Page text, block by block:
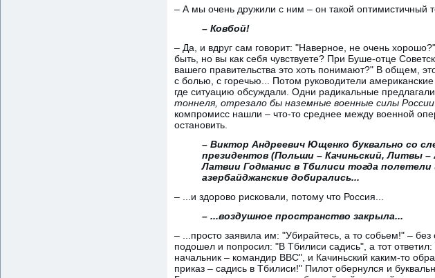
– А мы очень дружили с ним – он такой оптимистичный
– Ковбой!
– Да, и вдруг сам говорит: "Наверное, не очень
быть, но вы как себя чувствуете? При Буше-отце
вашего правительства это хоть понимают?" В общем,
с болью, с горечью... Потом руководители
где ситуацию обсуждали. Одни радикальные
тоннеля, отрезало бы наземные военные силы
компромисс нашли – что-то среднее между военной
остановить.
– Виктор Андреевич Ющенко буквально со
президентов (Польши – Качиньский, Литвы
Латвии Годманис в Тбилиси тогда
азербайджанские добирались...
– ...и здорово рисковали, потому что Россия...
– ...воздушное пространство закрыла...
– ...просто заявила им: "Убирайтесь, а то собьем!" –
подошел и попросил: "В Тбилиси садись", а тот
начальник – командир ВВС", и Качиньский каким-то
приказ – садись в Тбилиси!" Пилот обернулся и